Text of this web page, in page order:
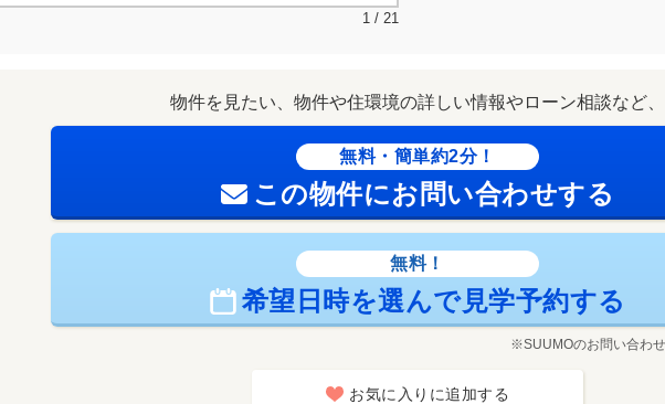
1 / 21
物件を見たい、物件や住環境の詳しい情報やローン相談など、
無料・簡単約2分！
この物件にお問い合わせする
無料！
希望日時を選んで見学予約する
※SUUMOのお問い合わ
お気に入りに追加する